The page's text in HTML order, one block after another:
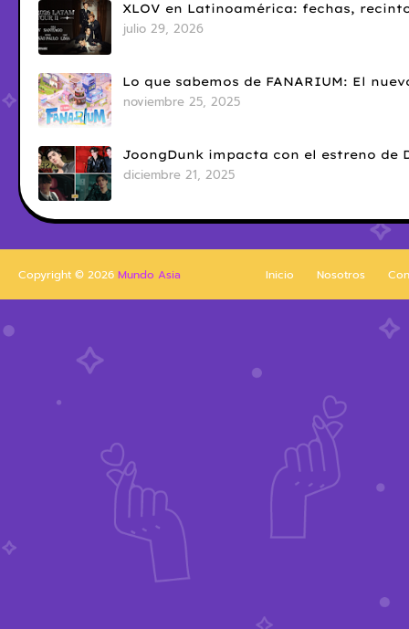
XLOV en Latinoamérica: fechas,
julio 29, 2026
Lo que sabemos de FANARIUM: El
noviembre 25, 2025
JoongDunk impacta con el estreno de
diciembre 21, 2025
Inicio Nosotros
Copyright © 2026 Mundo Asia